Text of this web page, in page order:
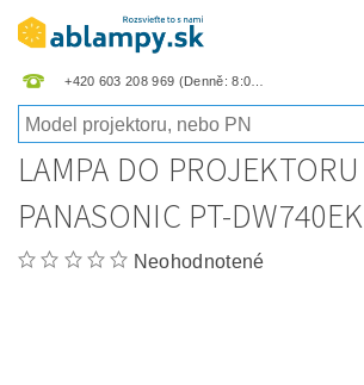
+420 603 208 969
LAMPA DO PROJEKTORU
PANASONIC PT-DW740EK
Neohodnotené